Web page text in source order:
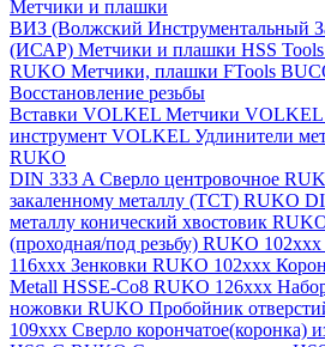
Метчики и плашки
ВИЗ (Волжский Инструментальный
(ИСАР) Метчики и плашки HSS Tools
RUKO Метчики, плашки FTools
Восстановление резьбы
Вставки VOLKEL Метчики VOLKEL
инструмент VOLKEL Удлинители
RUKO
DIN 333 A Сверло центровочное
закаленному металлу (ТСТ) RUKO
металлу конический хвостовик
(проходная/под резьбу) RUKO 102xxx
116xxx Зенковки RUKO 102xxx
Metall HSSE-Co8 RUKO 126ххх
ножовки RUKO Пробойник
109ххх Сверло корончатое(коронка)